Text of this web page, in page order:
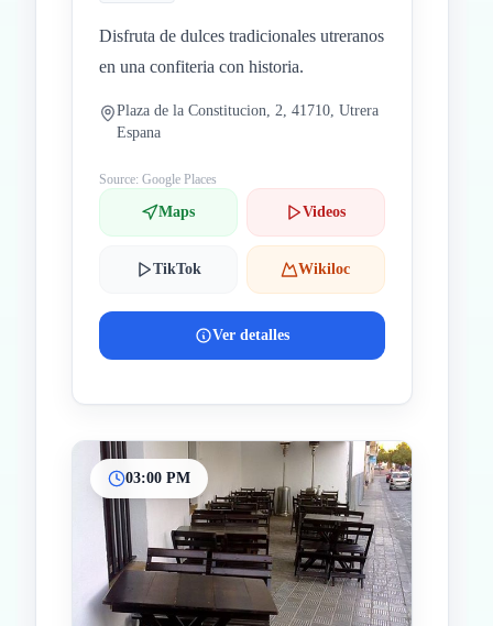
Disfruta de dulces tradicionales utreranos
en una confiteria con historia.
Plaza de la Constitucion, 2, 41710, Utrera
Espana
Source: Google Places
Maps Videos
TikTok Wikiloc
Ver detalles
03:00 PM